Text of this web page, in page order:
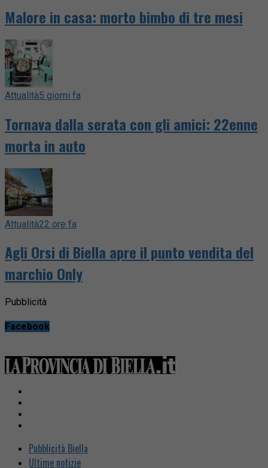
Malore in casa: morto bimbo di tre mesi
Attualità5 giorni fa
Tornava dalla serata con gli amici: 22enne
morta in auto
Attualità22 ore fa
Agli Orsi di Biella apre il punto vendita del
marchio Only
Pubblicità
Facebook
Pubblicità Biella
Ultime notizie